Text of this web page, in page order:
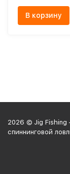
В корзину
2026 © Jig Fishing
спиннинговой